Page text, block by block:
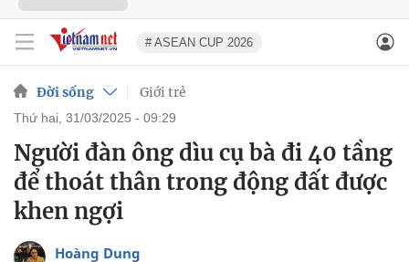
# ASEAN CUP 2026
Đời sống Giới trẻ
thứ hai, 31/03/2025 - 09:29
Người đàn ông dìu cụ bà đi 40 tầng
để thoát thân trong động đất được
khen ngợi
Hoàng Dung